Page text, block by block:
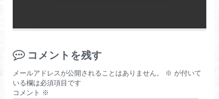
コメントを残す
メールアドレスが公開されることはありません。 ※ が付いて
いる欄は必須項目です
コメント ※